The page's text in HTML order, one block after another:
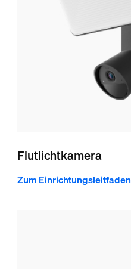
Flutlichtkamera
Zum Einrichtungsleitfaden